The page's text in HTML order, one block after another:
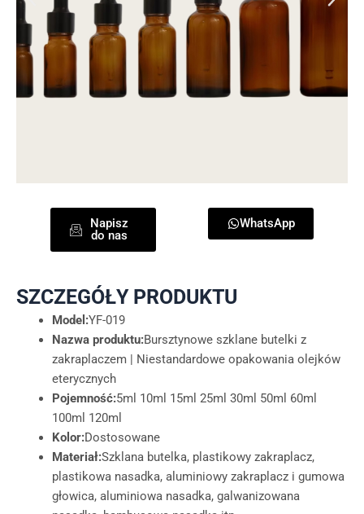
Napisz
do nas
WhatsApp
SZCZEGÓŁY PRODUKTU
Model:YF-019
Nazwa produktu:Bursztynowe szklane butelki z
zakraplaczem | Niestandardowe opakowania olejków
eterycznych
Pojemność:5ml 10ml 15ml 25ml 30ml 50ml 60ml
100ml 120ml
Kolor:Dostosowane
Materiał:Szklana butelka, plastikowy zakraplacz,
plastikowa nasadka, aluminiowy zakraplacz i gumowa
głowica, aluminiowa nasadka, galwanizowana